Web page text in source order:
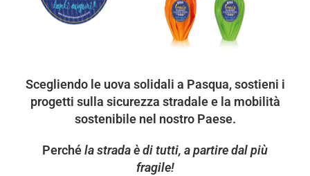
Scegliendo le uova solidali a Pasqua,sostieni i
progetti sulla sicurezza stradale e la mobilità
sostenibile nel nostro Paese.
Perchéla strada è di tutti, a partire dal più
fragile!